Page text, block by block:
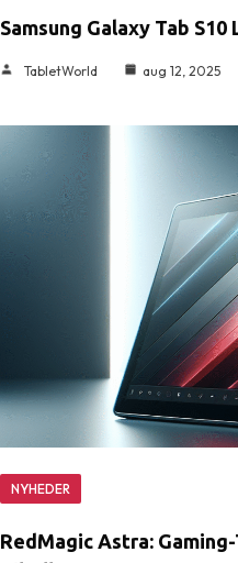
Samsung Galaxy Tab
TabletWorld aug 12, 2025
NYHEDER
RedMagic Astra: